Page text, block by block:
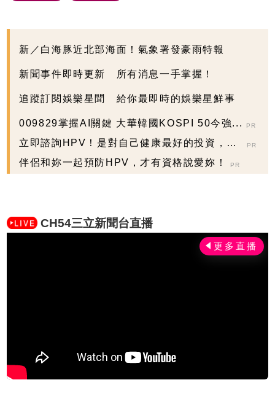
新／白海豚近北部海面！氣象署發豪雨特報
新聞事件即時更新 所有消息一手掌握！
追蹤訂閱娛樂星聞 給你最即時的娛樂星鮮事
009829掌握AI關鍵 大華韓國KOSPI 50今強... PR
立即諮詢HPV！是對自己健康最好的投資，把
握現在不嫌晚...
PR
伴侶和妳一起預防HPV，才有資格說愛妳！ PR
CH54三立新聞台直播